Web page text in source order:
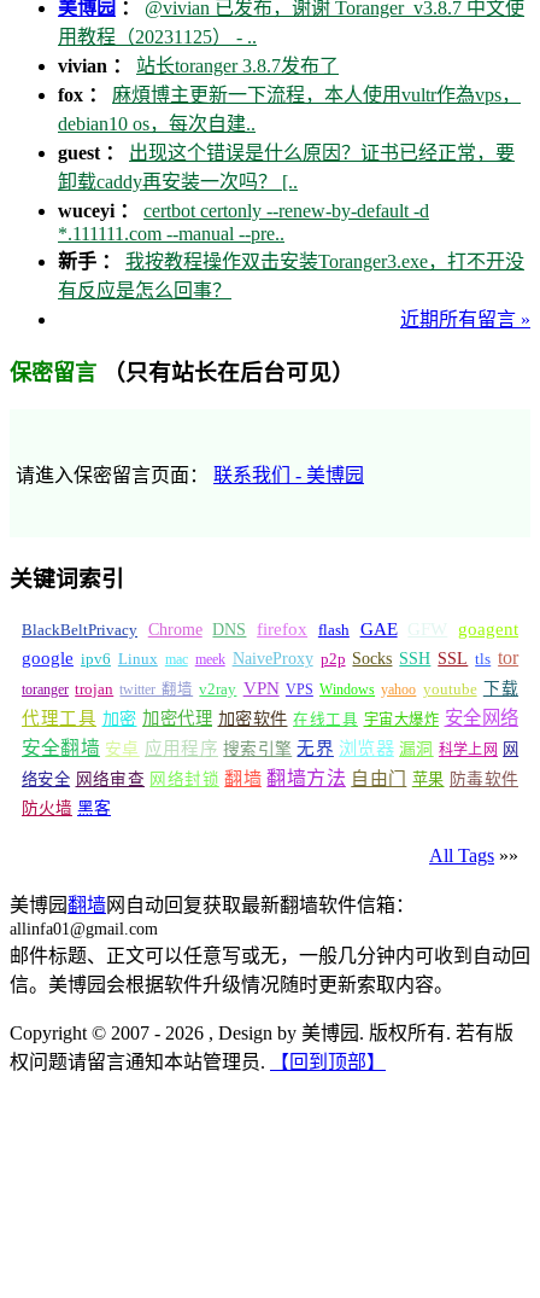
美博园 ： @vivian 已发布，谢谢 Toranger_v3.8.7 中文使
用教程（20231125） - ..
vivian ： 站长toranger 3.8.7发布了
fox ： 麻煩博主更新一下流程，本人使用vultr作為vps，
debian10 os，每次自建..
guest ： 出现这个错误是什么原因？证书已经正常，要
卸载caddy再安装一次吗？ [..
wuceyi ： certbot certonly --renew-by-default -d
*.111111.com --manual --pre..
新手 ： 我按教程操作双击安装Toranger3.exe，打不开没
有反应是怎么回事？
近期所有留言 »
保密留言 （只有站长在后台可见）
请進入保密留言页面： 联系我们 - 美博园
关键词索引
BlackBeltPrivacy Chrome DNS firefox flash GAE GFW
goagent
google ipv6 Linux mac meek NaiveProxy p2p Socks SSH SSL tls tor
toranger trojan twitter 翻墙 v2ray VPN VPS Windows yahoo youtube 下载
代理工具 加密 加密代理 加密软件 在线工具 宇宙大爆炸 安全网络
安全翻墙 安卓 应用程序 搜索引擎 无界 浏览器 漏洞 科学上网 网
络安全 网络审查 网络封锁 翻墙 翻墙方法 自由门 苹果 防毒软件
防火墙 黑客
All Tags »»
美博园翻墙网自动回复获取最新翻墙软件信箱：
allinfa01@gmail.com
邮件标题、正文可以任意写或无，一般几分钟内可收到自动回
信。美博园会根据软件升级情况随时更新索取内容。
Copyright © 2007 - 2026 , Design by 美博园. 版权所有. 若有版
权问题请留言通知本站管理员.
【回到顶部】